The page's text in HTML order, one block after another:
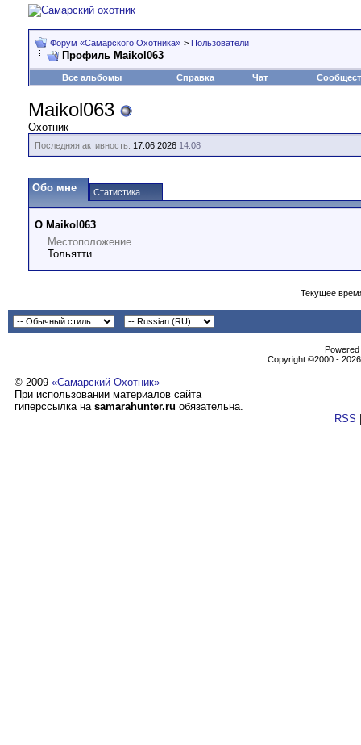
Форум «Самарского Охотника» > Пользователи
Профиль Maikol063
Все альбомы Справка Чат
Maikol063
Охотник
Последняя активность: 17.06.2026 14:08
Обо мне Статистика
О Maikol063
Местоположение
Тольятти
Текущее
Copyright ©2000 -
© 2009 «Самарский Охотник»
При использовании материалов сайта
гиперссылка на samarahunter.ru обязательна.
RSS